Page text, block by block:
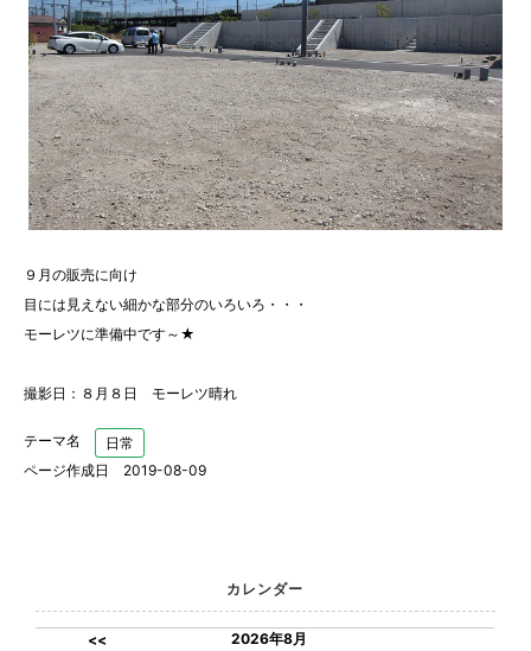
９月の販売に向け
目には見えない細かな部分のいろいろ・・・
モーレツに準備中です～★
撮影日：８月８日 モーレツ晴れ
テーマ名
日常
ページ作成日 2019-08-09
カレンダー
<<
2026年8月